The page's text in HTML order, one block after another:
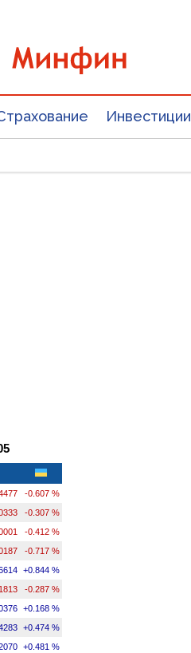
Инвестиции
-0.607 %
-0.307 %
-0.412 %
-0.717 %
+0.844 %
-0.287 %
+0.168 %
+0.474 %
+0.481 %